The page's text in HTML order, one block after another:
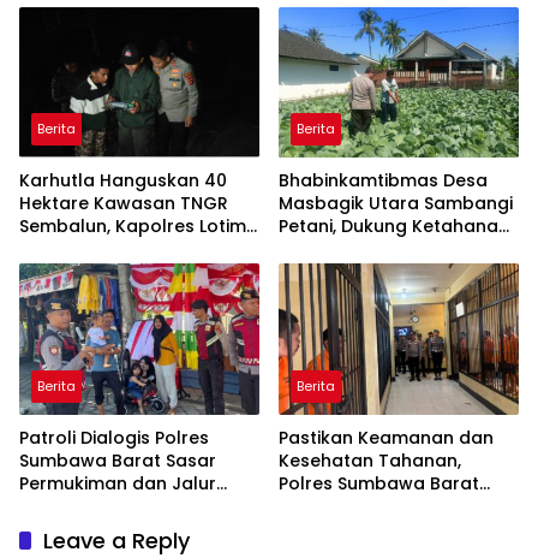
Kuranji Dalang
Berita
Karhutla Hanguskan 40
Hektare Kawasan TNGR
Sembalun, Kapolres Lotim
Api
Berita
Bhabinkamtibmas Desa
Masbagik Utara Sambangi
Petani, Dukung Ketahanan
Pangan
Berita
Patroli Dialogis Polres
Sumbawa Barat Sasar
Permukiman dan Jalur
Tetap Kondusif
Berita
Pastikan Keamanan dan
Kesehatan Tahanan,
Polres Sumbawa Barat
Leave a Reply